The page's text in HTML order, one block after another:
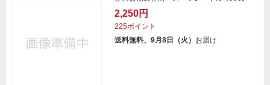
2,250円
225ポイント
送料無料、9月8日（火） お届け